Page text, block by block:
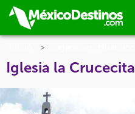
Iglesia la Crucecita